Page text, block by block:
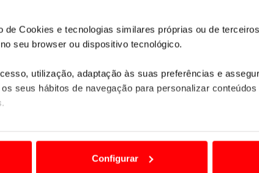
de Cookies e tecnologias similares próprias ou de
seu browser ou dispositivo tecnológico.
utilização, adaptação às suas preferências e
seus hábitos de navegação para personalizar
Configurar
global que viu reforçada a sua missão em
se fundiram dando origem à Daimler-
pioneiras ofereciam ao mundo